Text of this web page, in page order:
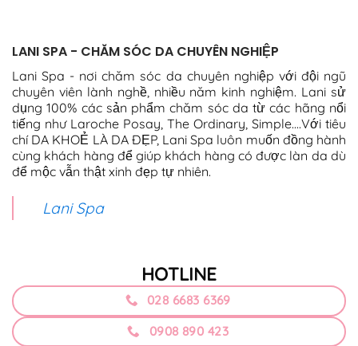
LANI SPA - CHĂM SÓC DA CHUYÊN NGHIỆP
Lani Spa - nơi chăm sóc da chuyên nghiệp với đội ngũ
chuyên viên lành nghề, nhiều năm kinh nghiệm. Lani sử
dụng 100% các sản phẩm chăm sóc da từ các hãng nổi
tiếng như Laroche Posay, The Ordinary, Simple....Với tiêu
chí DA KHOẺ LÀ DA ĐẸP, Lani Spa luôn muốn đồng hành
cùng khách hàng để giúp khách hàng có được làn da dù
để mộc vẫn thật xinh đẹp tự nhiên.
Lani Spa
HOTLINE
028 6683 6369
0908 890 423